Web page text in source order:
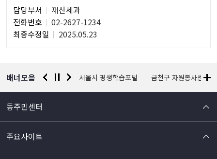
당
자
정
담당부서
재산세과
전화번호
02-2627-1234
최종수정일
2025.05.23
배너모음
찰청 유실물 통합포털 서울시 평생학습포털 금천구 자원봉사센터
동주민센터
주요사이트